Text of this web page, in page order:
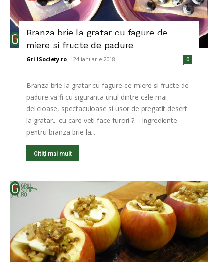
Branza brie la gratar cu fagure de
miere si fructe de padure
GrillSociety.ro - 24 ianuarie 2018 0
Branza brie la gratar cu fagure de miere si fructe de
padure va fi cu siguranta unul dintre cele mai
delicioase, spectaculoase si usor de pregatit desert
la gratar... cu care veti face furori ?. Ingrediente
pentru branza brie la...
Citiți mai mult